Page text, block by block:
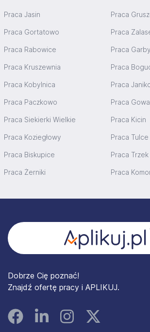
Praca Jasin Praca
Praca Gortatowo Praca
Praca Rabowice Praca Garby
Praca Kruszewnia Praca
Praca Kobylnica Praca
Praca Paczkowo Praca
Praca Siekierki Wielkie Praca Kicin
Praca Koziegłowy Praca Tulce
Praca Biskupice Praca Trzek
Praca Żerniki Praca
Dobrze Cię poznać!
Znajdź ofertę pracy i APLIKUJ.
FacebookLinked InInstagramInstagram